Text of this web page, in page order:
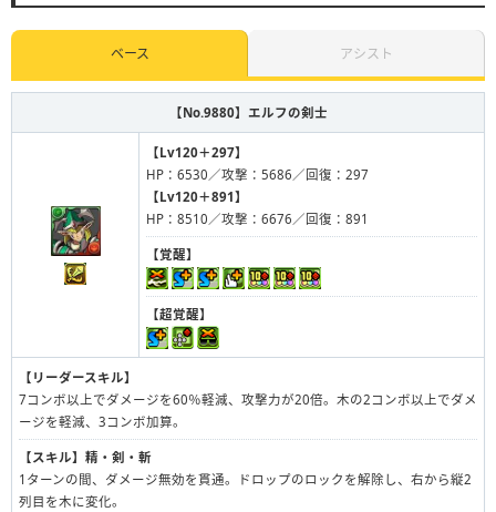
ベース アシスト
【No.9880】 エルフの剣士
【Lv120＋297】
HP：6530／攻撃：5686／回復：297
【Lv120＋891】
HP：8510／攻撃：6676／回復：891
【覚醒】
【超覚醒】
【リーダースキル】
7コンボ以上でダメージを60％軽減、攻撃力が20倍。木の2コンボ以上でダメ
ージを軽減、3コンボ加算。
【スキル】 精・剣・斬
1ターンの間、ダメージ無効を貫通。ドロップのロックを解除し、右から縦2
列目を木に変化。